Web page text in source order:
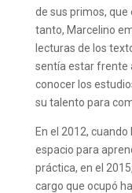
de sus primos,
tanto, Marcelino
lecturas de los
sentía estar frente
conocer los
su talento para
En el 2012,
espacio para
práctica, en el
cargo que ocupó